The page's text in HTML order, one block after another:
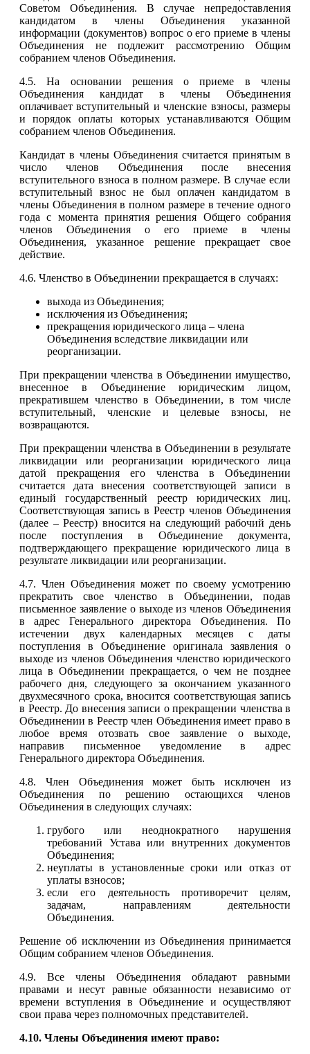
Советом Объединения. В случае непредоставления
кандидатом в члены Объединения указанной
информации (документов) вопрос о его приеме в члены
Объединения не подлежит рассмотрению Общим
собранием членов Объединения.
4.5. На основании решения о приеме в члены
Объединения кандидат в члены Объединения
оплачивает вступительный и членские взносы, размеры
и порядок оплаты которых устанавливаются Общим
собранием членов Объединения.
Кандидат в члены Объединения считается принятым в
число членов Объединения после внесения
вступительного взноса в полном размере. В случае если
вступительный взнос не был оплачен кандидатом в
члены Объединения в полном размере в течение одного
года с момента принятия решения Общего собрания
членов Объединения о его приеме в члены
Объединения, указанное решение прекращает свое
действие.
4.6. Членство в Объединении прекращается в случаях:
выхода из Объединения;
исключения из Объединения;
прекращения юридического лица – члена
Объединения вследствие ликвидации или
реорганизации.
При прекращении членства в Объединении имущество,
внесенное в Объединение юридическим лицом,
прекратившем членство в Объединении, в том числе
вступительный, членские и целевые взносы, не
возвращаются.
При прекращении членства в Объединении в результате
ликвидации или реорганизации юридического лица
датой прекращения его членства в Объединении
считается дата внесения соответствующей записи в
единый государственный реестр юридических лиц.
Соответствующая запись в Реестр членов Объединения
(далее – Реестр) вносится на следующий рабочий день
после поступления в Объединение документа,
подтверждающего прекращение юридического лица в
результате ликвидации или реорганизации.
4.7. Член Объединения может по своему усмотрению
прекратить свое членство в Объединении, подав
письменное заявление о выходе из членов Объединения
в адрес Генерального директора Объединения. По
истечении двух календарных месяцев с даты
поступления в Объединение оригинала заявления о
выходе из членов Объединения членство юридического
лица в Объединении прекращается, о чем не позднее
рабочего дня, следующего за окончанием указанного
двухмесячного срока, вносится соответствующая запись
в Реестр. До внесения записи о прекращении членства в
Объединении в Реестр член Объединения имеет право в
любое время отозвать свое заявление о выходе,
направив письменное уведомление в адрес
Генерального директора Объединения.
4.8. Член Объединения может быть исключен из
Объединения по решению остающихся членов
Объединения в следующих случаях:
грубого или неоднократного нарушения
требований Устава или внутренних документов
Объединения;
неуплаты в установленные сроки или отказ от
уплаты взносов;
если его деятельность противоречит целям,
задачам, направлениям деятельности
Объединения.
Решение об исключении из Объединения принимается
Общим собранием членов Объединения.
4.9. Все члены Объединения обладают равными
правами и несут равные обязанности независимо от
времени вступления в Объединение и осуществляют
свои права через полномочных представителей.
4.10. Члены Объединения имеют право: